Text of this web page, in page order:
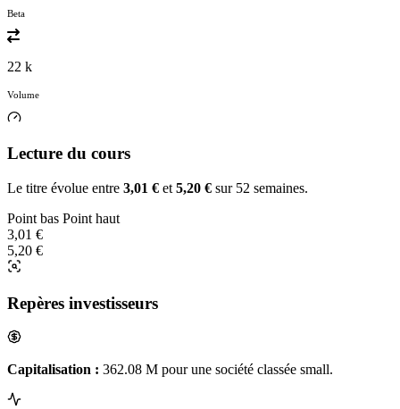
Beta
22 k
Volume
Lecture du cours
Le titre évolue entre 3,01 € et 5,20 € sur 52 semaines.
Point bas Point haut
3,01 €
5,20 €
Repères investisseurs
Capitalisation : 362.08 M pour une société classée small.